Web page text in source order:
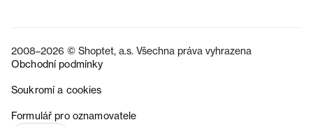
2008–2026 © Shoptet, a.s. Všechna práva vyhrazena
Obchodní podmínky
Soukromí a cookies
Formulář pro oznamovatele